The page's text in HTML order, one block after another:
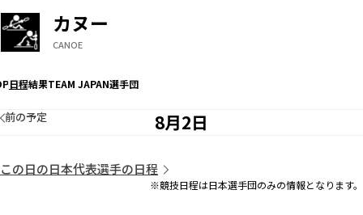
カヌー
CANOE
日程結果TEAM JAPAN選手団
8月2日
前の予定
この日の日本代表選手の日程
※競技日程は日本選手団のみの情報となります。